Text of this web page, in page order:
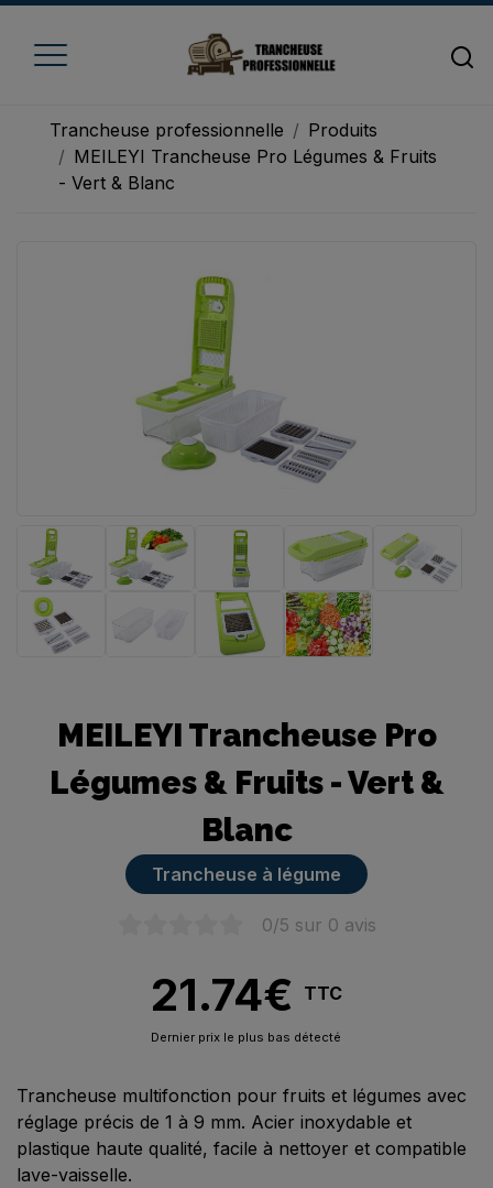
Accueil
Trancheuse à jambon
Trancheuse à viande
Trancheuse à légume
Trancheuse électrique
Trancheuse professionnelle
Produits
MEILEYI Trancheuse Pro Légumes & Fruits
- Vert & Blanc
MEILEYI Trancheuse Pro
Légumes & Fruits - Vert &
Blanc
Trancheuse à légume
0/5 sur 0 avis
21.74€ TTC
Dernier prix le plus bas détecté
Trancheuse multifonction pour fruits et légumes avec
réglage précis de 1 à 9 mm. Acier inoxydable et
plastique haute qualité, facile à nettoyer et compatible
lave-vaisselle.